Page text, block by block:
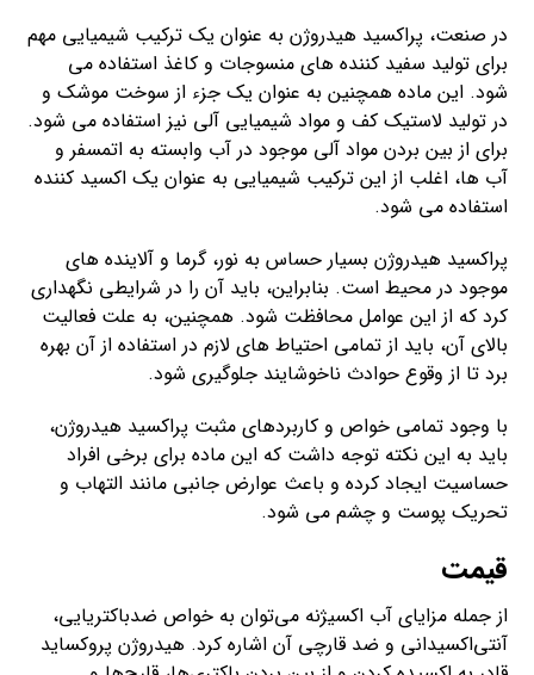
در صنعت، پراکسید هیدروژن به عنوان یک ترکیب شیمیایی مهم
برای تولید سفید کننده های منسوجات و کاغذ استفاده می
شود. این ماده همچنین به عنوان یک جزء از سوخت موشک و
در تولید لاستیک کف و مواد شیمیایی آلی نیز استفاده می شود.
برای از بین بردن مواد آلی موجود در آب وابسته به اتمسفر و
آب ها، اغلب از این ترکیب شیمیایی به عنوان یک اکسید کننده
استفاده می شود.
پراکسید هیدروژن بسیار حساس به نور، گرما و آلاینده های
موجود در محیط است. بنابراین، باید آن را در شرایطی نگهداری
کرد که از این عوامل محافظت شود. همچنین، به علت فعالیت
بالای آن، باید از تمامی احتیاط های لازم در استفاده از آن بهره
برد تا از وقوع حوادث ناخوشایند جلوگیری شود.
با وجود تمامی خواص و کاربردهای مثبت پراکسید هیدروژن،
باید به این نکته توجه داشت که این ماده برای برخی افراد
حساسیت ایجاد کرده و باعث عوارض جانبی مانند التهاب و
تحریک پوست و چشم می شود.
قیمت
از جمله مزایای آب اکسیژنه می‌توان به خواص ضدباکتریایی،
آنتی‌اکسیدانی و ضد قارچی آن اشاره کرد. هیدروژن پروکساید